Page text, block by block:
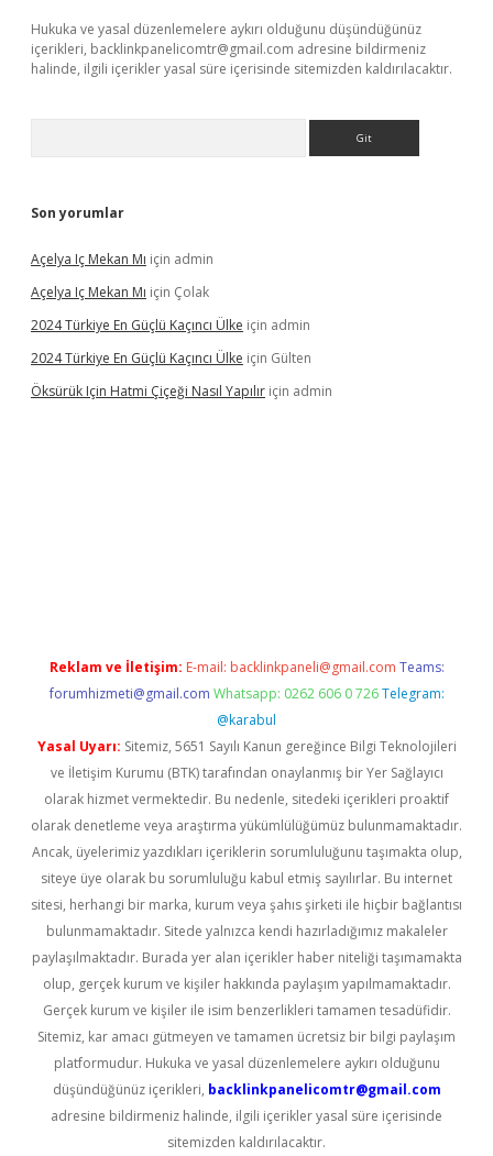
Hukuka ve yasal düzenlemelere aykırı olduğunu düşündüğünüz
içerikleri, backlinkpanelicomtr@gmail.com adresine bildirmeniz
halinde, ilgili içerikler yasal süre içerisinde sitemizden kaldırılacaktır.
Son yorumlar
Açelya Iç Mekan Mı için admin
Açelya Iç Mekan Mı için Çolak
2024 Türkiye En Güçlü Kaçıncı Ülke için admin
2024 Türkiye En Güçlü Kaçıncı Ülke için Gülten
Öksürük Için Hatmi Çiçeği Nasıl Yapılır için admin
Reklam ve İletişim: E-mail: backlinkpaneli@gmail.com Teams:
forumhizmeti@gmail.com Whatsapp: 0262 606 0 726 Telegram:
@karabul
Yasal Uyarı: Sitemiz, 5651 Sayılı Kanun gereğince Bilgi Teknolojileri
ve İletişim Kurumu (BTK) tarafından onaylanmış bir Yer Sağlayıcı
olarak hizmet vermektedir. Bu nedenle, sitedeki içerikleri proaktif
olarak denetleme veya araştırma yükümlülüğümüz bulunmamaktadır.
Ancak, üyelerimiz yazdıkları içeriklerin sorumluluğunu taşımakta olup,
siteye üye olarak bu sorumluluğu kabul etmiş sayılırlar. Bu internet
sitesi, herhangi bir marka, kurum veya şahıs şirketi ile hiçbir bağlantısı
bulunmamaktadır. Sitede yalnızca kendi hazırladığımız makaleler
paylaşılmaktadır. Burada yer alan içerikler haber niteliği taşımamakta
olup, gerçek kurum ve kişiler hakkında paylaşım yapılmamaktadır.
Gerçek kurum ve kişiler ile isim benzerlikleri tamamen tesadüfidir.
Sitemiz, kar amacı gütmeyen ve tamamen ücretsiz bir bilgi paylaşım
platformudur. Hukuka ve yasal düzenlemelere aykırı olduğunu
düşündüğünüz içerikleri, backlinkpanelicomtr@gmail.com
adresine bildirmeniz halinde, ilgili içerikler yasal süre içerisinde
sitemizden kaldırılacaktır.